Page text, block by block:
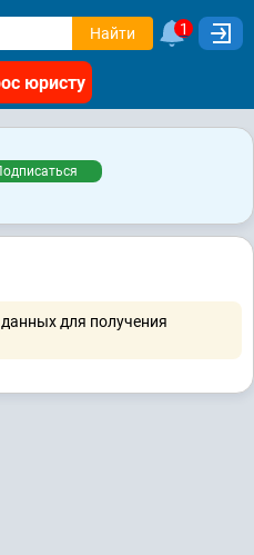
Найти 1
юристу
для получения